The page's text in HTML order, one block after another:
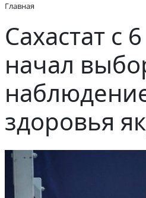
Главная
Сахастат с
начал
здоровья